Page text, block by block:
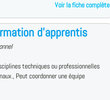
Voir la fiche complète
d'apprentis
techniques ou professionnelles
Peut coordonner une équipe